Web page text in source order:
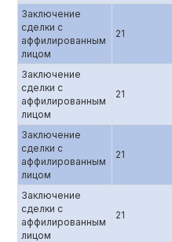
Заключение
сделки с
аффилированным
лицом
21
Заключение
сделки с
аффилированным
лицом
21
Заключение
сделки с
аффилированным
лицом
21
Заключение
сделки с
аффилированным
лицом
21